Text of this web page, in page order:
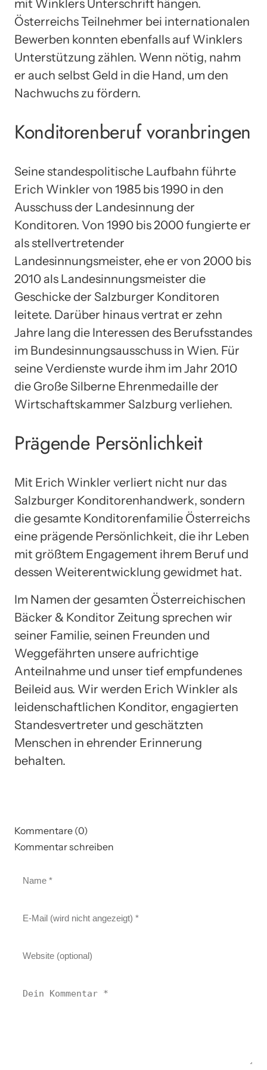
mit Winklers Unterschrift hängen.
Österreichs Teilnehmer bei internationalen
Bewerben konnten ebenfalls auf Winklers
Unterstützung zählen. Wenn nötig, nahm
er auch selbst Geld in die Hand, um den
Nachwuchs zu fördern.
Konditorenberuf voranbringen
Seine standespolitische Laufbahn führte
Erich Winkler von 1985 bis 1990 in den
Ausschuss der Landesinnung der
Konditoren. Von 1990 bis 2000 fungierte er
als stellvertretender
Landesinnungsmeister, ehe er von 2000 bis
2010 als Landesinnungsmeister die
Geschicke der Salzburger Konditoren
leitete. Darüber hinaus vertrat er zehn
Jahre lang die Interessen des Berufsstandes
im Bundesinnungsausschuss in Wien. Für
seine Verdienste wurde ihm im Jahr 2010
die Große Silberne Ehrenmedaille der
Wirtschaftskammer Salzburg verliehen.
Prägende Persönlichkeit
Mit Erich Winkler verliert nicht nur das
Salzburger Konditorenhandwerk, sondern
die gesamte Konditorenfamilie Österreichs
eine prägende Persönlichkeit, die ihr Leben
mit größtem Engagement ihrem Beruf und
dessen Weiterentwicklung gewidmet hat.
Im Namen der gesamten Österreichischen
Bäcker & Konditor Zeitung sprechen wir
seiner Familie, seinen Freunden und
Weggefährten unsere aufrichtige
Anteilnahme und unser tief empfundenes
Beileid aus. Wir werden Erich Winkler als
leidenschaftlichen Konditor, engagierten
Standesvertreter und geschätzten
Menschen in ehrender Erinnerung
behalten.
Kommentare (0)
Kommentar schreiben